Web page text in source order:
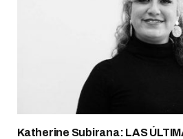
Katherine Subirana: LAS